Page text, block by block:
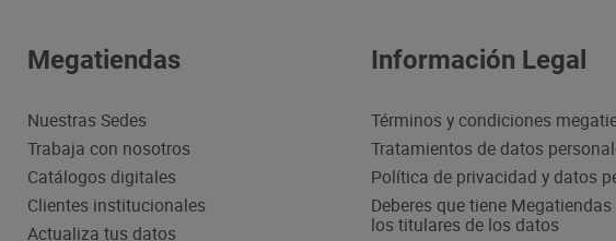
Megatiendas
Nuestras Sedes
Trabaja con nosotros
Catálogos digitales
Clientes institucionales
Actualiza tus datos
Información Legal
Términos y condiciones
Tratamientos de datos
Política de privacidad y datos
Deberes que tiene
los titulares de los datos